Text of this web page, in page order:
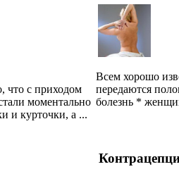
что с приходом
моментально
и курточки, а ...
Всем хорошо
передаются
болезнь *